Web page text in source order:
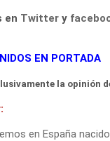
en Twitter y
EN PORTADA
la opinión
en España